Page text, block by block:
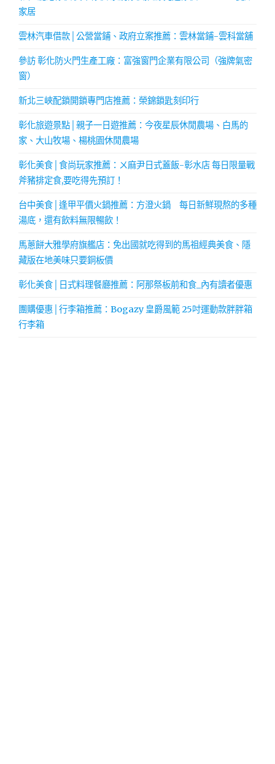
家居
雲林汽車借款│公營當鋪、政府立案推薦：雲林當鋪-雲科當舖
參訪 彰化防火門生產工廠：富強窗門企業有限公司（強牌氣密
窗）
新北三峽配鎖開鎖專門店推薦：榮錦鎖匙刻印行
彰化旅遊景點│親子一日遊推薦：今夜星辰休閒農場、白馬的
家、大山牧場、楊桃園休閒農場
彰化美食│食尚玩家推薦：ㄨ麻尹日式蓋飯-彰水店 每日限量戰
斧豬排定食,要吃得先預訂！
台中美食│逢甲平價火鍋推薦：方澄火鍋 每日新鮮現熬的多種
湯底，還有飲料無限暢飲！
馬蔥餅大雅學府旗艦店：免出國就吃得到的馬祖經典美食、隱
藏版在地美味只要銅板價
彰化美食│日式料理餐廳推薦：阿那祭板前和食_內有讀者優惠
團購優惠│行李箱推薦：Bogazy 皇爵風範 25吋運動款胖胖箱
行李箱